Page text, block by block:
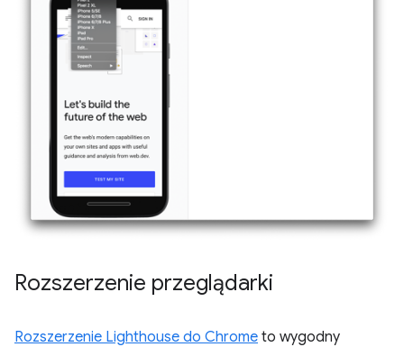
Rozszerzenie przeglądarki
Rozszerzenie Lighthouse do Chrome to wygodny